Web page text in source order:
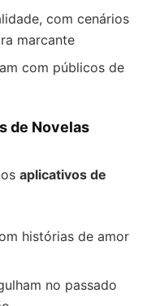
com cenários
marcante
com públicos de
de Novelas
aplicativos de
histórias de amor
no passado